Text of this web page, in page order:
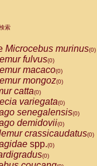
索
Microcebus murinus(0)
fulvus(0)
macaco(0)
mongoz(0)
catta(0)
variegata(0)
senegalensis(0)
demidovii(0)
crassicaudatus(0)
spp.(0)
(0)